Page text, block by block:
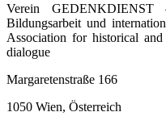
Verein GEDENKDIENST
Bildungsarbeit und
Association for historical
dialogue
Margaretenstraße 166
1050 Wien, Österreich